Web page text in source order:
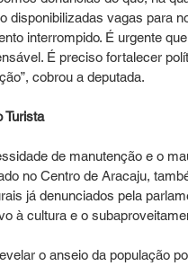
disponibilizadas vagas para
interrompido. É urgente
É preciso fortalecer
cobrou a deputada.
Turista
de manutenção e o
no Centro de Aracaju,
já denunciados pela
à cultura e o
o anseio da população